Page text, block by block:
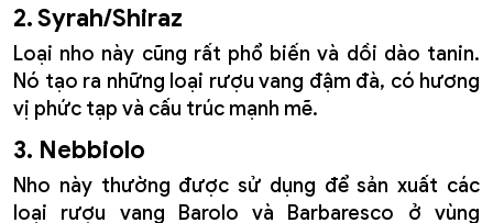
2. Syrah/Shiraz
Loại nho này cũng rất phổ biến và dồi dào tanin.
Nó tạo ra những loại rượu vang đậm đà, có hương
vị phức tạp và cấu trúc mạnh mẽ.
3. Nebbiolo
Nho này thường được sử dụng để sản xuất các
loại rượu vang Barolo và Barbaresco ở vùng